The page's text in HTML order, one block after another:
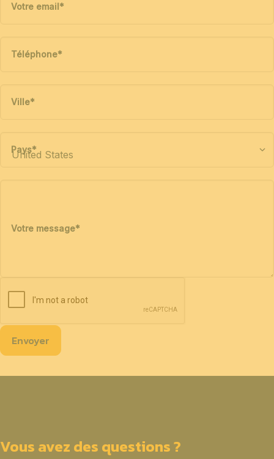
Votre email*
Téléphone*
Ville*
Pays*
Votre message*
Envoyer
Vous avez des questions ?